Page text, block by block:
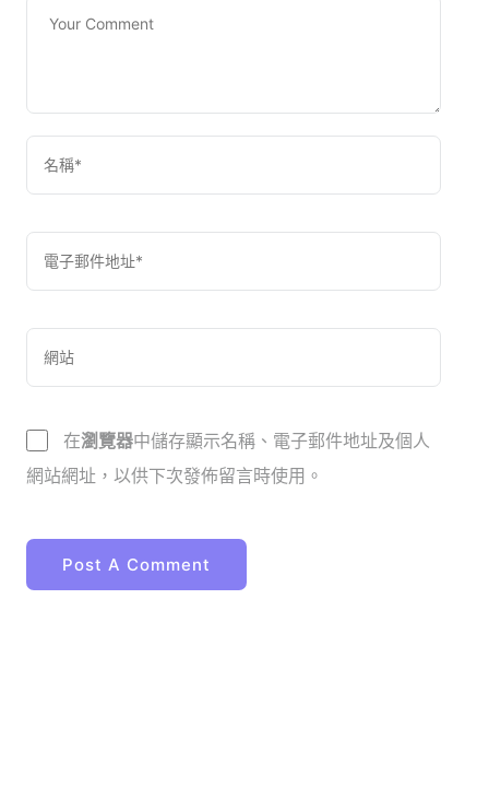
在瀏覽器中儲存顯示名稱、電子郵件地址及個人
網站網址，以供下次發佈留言時使用。